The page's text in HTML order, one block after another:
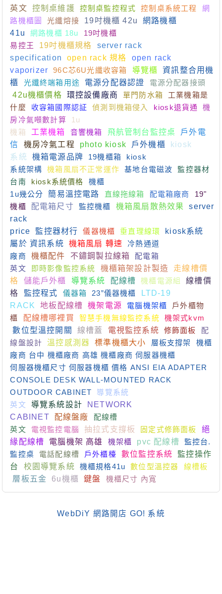
英文 控制桌維護 控制桌監控程式 控制桌系統工程
網
路機櫃圖
光纖熔接 19吋機櫃 42u
網路機櫃
41u
網路機櫃 18u
19吋機櫃
易控王
19吋機櫃規格
server rack
specification
open rack 規格
open rack
vaporizer
96C芯6U光纖收容箱 導覽櫃
資訊整合用機
櫃
光纖終端箱用途 電源分配器認證
電源分配器接頭
42u機櫃價格
環控設備廠商 單門防水箱
工業機箱是
什麼
收容箱國際認証 偵測到機箱侵入 kiosk退貨通
機
房冷氣噸數計算
1u
機箱
工業機箱 音響機箱 飛航管制台監控桌
戶外電
信
機房冷氣工程 photo kiosk 戶外機櫃
kiosk
系統
機箱電源品牌 19機櫃箱
kiosk
系統架構
機箱風扇不正常運作 基地台電磁波
監控器材
台南
kiosk系統價格
機櫃
1u幾公分
簡易溫控電路 直線拖線箱 配電箱廠商
19"
機櫃
配電箱尺寸 監控機櫃 機箱風扇散熱效果
server
rack
price
監控器材行 儀器機櫃 垂直理線環
kiosk系統
屬於 資訊系統
機箱風扇 轉速
冷熱通道
廠商
機櫃配件 不鏽鋼製拉線箱
配電箱
英文
即時影像監控系統 機櫃箱架設計製造
走線槽價
格
儲能戶外櫃 導覽系統 配線槽 機櫃電源組
線槽價
格
監控程式 儀器箱 23”儀器機櫃
LTD-19
RACK
地板配線槽 機架電源 電腦機架櫃
戶外櫃物
櫃
配線槽哪裡買 智慧手機無線監控系統
機架式kvm
數位型溫控開關
線槽蓋 電視監控系統 修飾面板
配
線盤設計
溫控感測器 標準機櫃大小 層板支撐架
機櫃
廠商 台中 機櫃廠商 高雄 機櫃廠商 伺服器機櫃
伺服器機櫃尺寸 伺服器機櫃 價格 ANSI EIA ADAPTER
CONSOLE DESK WALL-MOUNTED RACK
OUTDOOR CABINET
導覽系統
英文
導覽系統設計
NETWORK
CABINET
配線盤廠
配線槽
英文
電視監控電腦 抽拉式支撐板 固定式修飾面板
絕
緣配線槽
電腦機架 高雄 機架櫃 pvc 配線槽
監控台.
監控桌
電話配線槽 戶外櫃檯 數位監控系統
監控操作
台
校園導覽系統 機櫃規格41u 數位型溫控器
線槽板
層板五金
6u機櫃 鍵盤 機櫃尺寸 內寬
WebDiY 網路開店 GO! 系統